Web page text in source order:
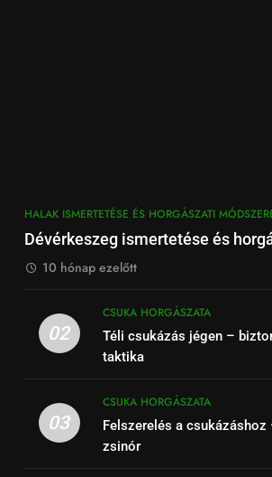
HALAK ISMERTETÉSE ÉS HORGÁSZATI
Dévérkeszeg ismertetése és
10 hónap ezelőtt
02
CSUKA HORGÁSZATA
Téli csukázás jégen –
taktika
03
CSUKA HORGÁSZATA
Felszerelés a
zsinór